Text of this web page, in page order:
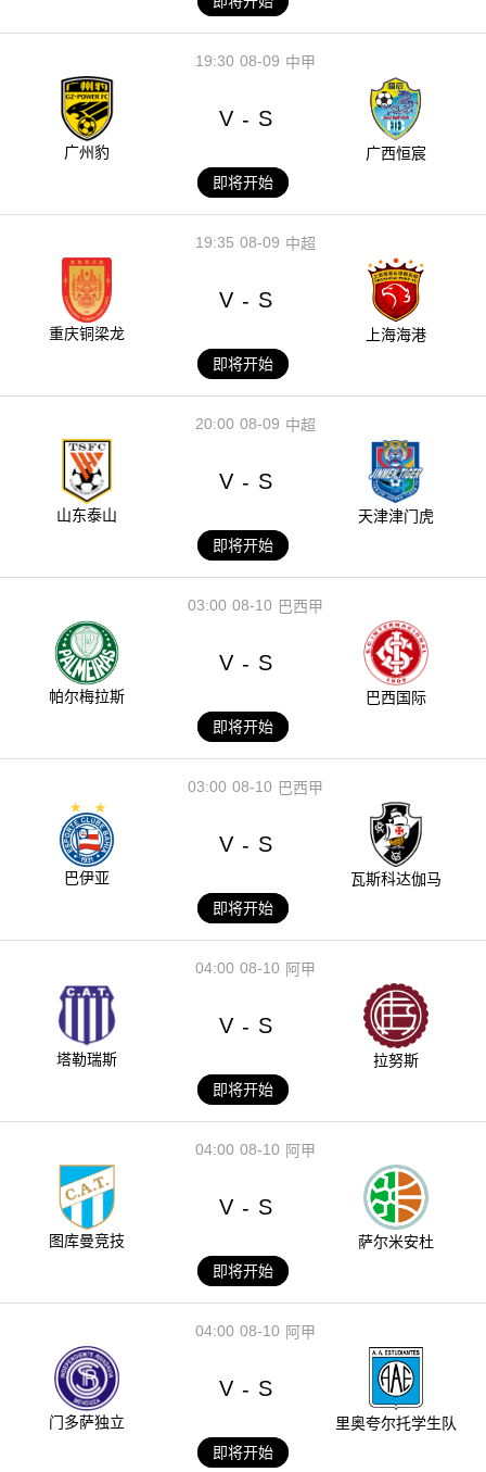
08-09
19:30 中甲
广州豹
V - S
广西恒宸
即将开始
08-09
19:35 中超
重庆铜梁龙
V - S
上海海港
即将开始
08-09
20:00 中超
山东泰山
V - S
天津津门虎
即将开始
08-10
03:00 巴西甲
帕尔梅拉斯
V - S
巴西国际
即将开始
08-10
03:00 巴西甲
巴伊亚
V - S
瓦斯科达伽马
即将开始
08-10
04:00 阿甲
塔勒瑞斯
V - S
拉努斯
即将开始
08-10
04:00 阿甲
图库曼竞技
V - S
萨尔米安杜
即将开始
08-10
04:00 阿甲
门多萨独立
V - S
里奥夸尔托学生队
即将开始